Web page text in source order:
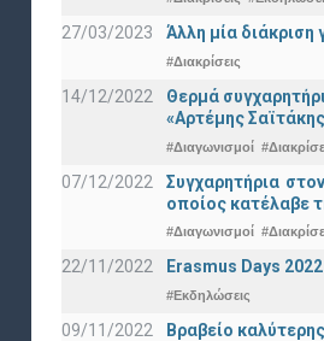
27/03/2023 Άλλη μία
#Διακρίσεις
14/12/2022
Θερμά
«Αρτέμης
#Διαγωνισμοί
07/12/2022
Συγχαρητήρια
οποίος κατέλαβε
#Διαγωνισμοί
22/11/2022 Erasmus Days 2022
#Εκδηλώσεις
09/11/2022 Βραβείο